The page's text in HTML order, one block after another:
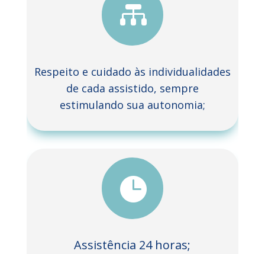

Respeito e cuidado às individualidades
de cada assistido, sempre
estimulando sua autonomia;

Assistência 24 horas;